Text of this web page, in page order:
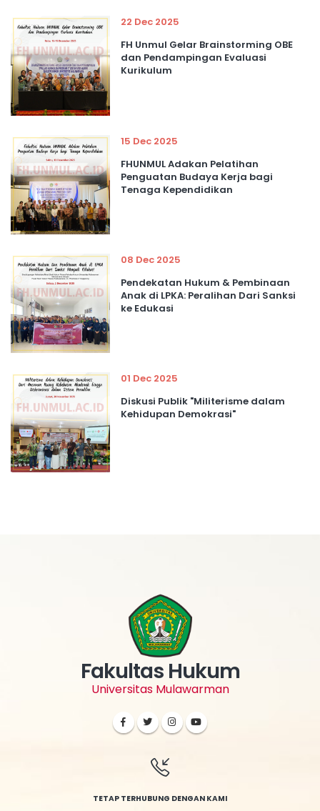
22 Dec 2025
FH Unmul Gelar Brainstorming OBE
dan Pendampingan Evaluasi
Kurikulum
15 Dec 2025
FHUNMUL Adakan Pelatihan
Penguatan Budaya Kerja bagi
Tenaga Kependidikan
08 Dec 2025
Pendekatan Hukum & Pembinaan
Anak di LPKA: Peralihan Dari Sanksi
ke Edukasi
01 Dec 2025
Diskusi Publik "Militerisme dalam
Kehidupan Demokrasi"
Fakultas Hukum
Universitas Mulawarman
TETAP TERHUBUNG DENGAN KAMI